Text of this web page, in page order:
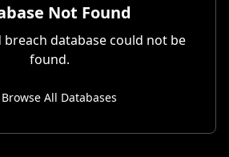
Not Found
breach database could not be
found.
Browse All Databases